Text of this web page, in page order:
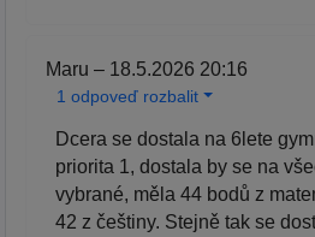
Maru – 18.5.2026 20:16
1 odpoveď rozbalit
Dcera se dostala na 6lete
priorita 1, dostala by se na
vybrané, měla 44 bodů z
42 z češtiny. Stejně tak se